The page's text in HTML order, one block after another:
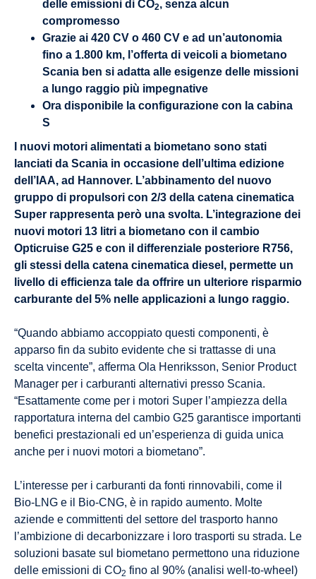
delle emissioni di CO2, senza alcun
compromesso
Grazie ai 420 CV o 460 CV e ad un’autonomia
fino a 1.800 km, l’offerta di veicoli a biometano
Scania ben si adatta alle esigenze delle missioni
a lungo raggio più impegnative
Ora disponibile la configurazione con la cabina
S
I nuovi motori alimentati a biometano sono stati
lanciati da Scania in occasione dell’ultima edizione
dell’IAA, ad Hannover. L’abbinamento del nuovo
gruppo di propulsori con 2/3 della catena cinematica
Super rappresenta però una svolta. L’integrazione dei
nuovi motori 13 litri a biometano con il cambio
Opticruise G25 e con il differenziale posteriore R756,
gli stessi della catena cinematica diesel, permette un
livello di efficienza tale da offrire un ulteriore risparmio
carburante del 5% nelle applicazioni a lungo raggio.
“Quando abbiamo accoppiato questi componenti, è
apparso fin da subito evidente che si trattasse di una
scelta vincente”, afferma Ola Henriksson, Senior Product
Manager per i carburanti alternativi presso Scania.
“Esattamente come per i motori Super l’ampiezza della
rapportatura interna del cambio G25 garantisce importanti
benefici prestazionali ed un’esperienza di guida unica
anche per i nuovi motori a biometano”.
L’interesse per i carburanti da fonti rinnovabili, come il
Bio-LNG e il Bio-CNG, è in rapido aumento. Molte
aziende e committenti del settore del trasporto hanno
l’ambizione di decarbonizzare i loro trasporti su strada. Le
soluzioni basate sul biometano permettono una riduzione
delle emissioni di CO2 fino al 90% (analisi well-to-wheel)